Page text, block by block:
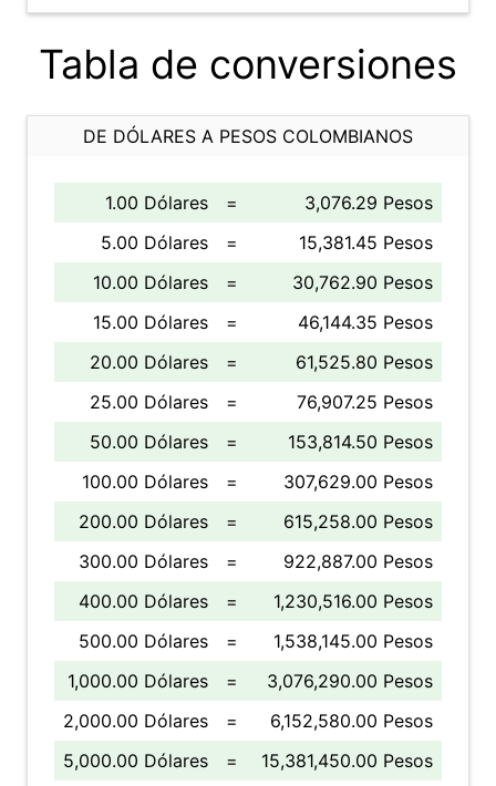
Tabla de conversiones
DE DÓLARES A PESOS COLOMBIANOS
1.00 Dólares =
3,076.29 Pesos
5.00 Dólares
=
15,381.45 Pesos
10.00 Dólares
=
30,762.90 Pesos
15.00 Dólares
=
46,144.35 Pesos
20.00 Dólares
=
61,525.80 Pesos
25.00 Dólares
=
76,907.25 Pesos
50.00 Dólares
=
153,814.50 Pesos
100.00 Dólares
=
307,629.00 Pesos
200.00 Dólares
=
615,258.00 Pesos
300.00 Dólares
=
922,887.00 Pesos
400.00 Dólares
=
1,230,516.00 Pesos
500.00 Dólares
=
1,538,145.00 Pesos
1,000.00 Dólares
=
3,076,290.00 Pesos
2,000.00 Dólares
=
6,152,580.00 Pesos
5,000.00 Dólares
= 15,381,450.00 Pesos